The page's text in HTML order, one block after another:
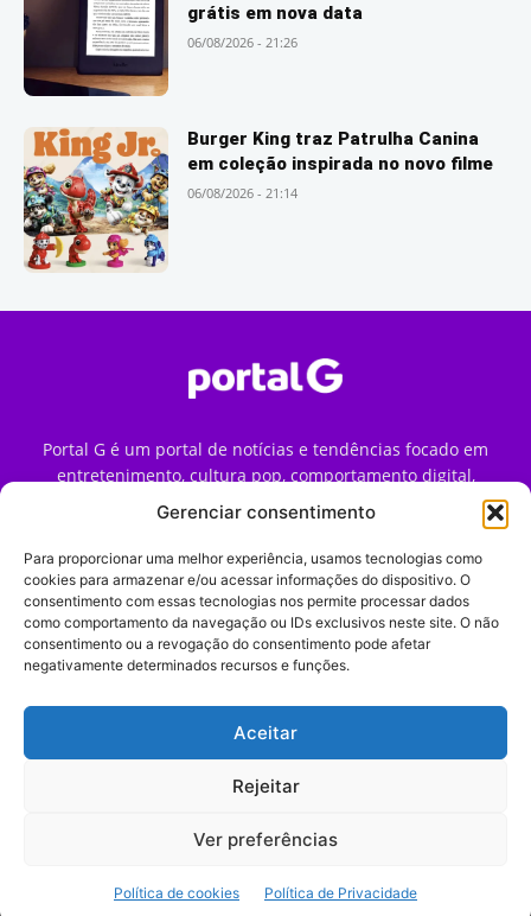
Gerenciar consentimento
Para proporcionar uma melhor experiência, usamos tecnologias como
cookies para armazenar e/ou acessar informações do dispositivo. O
consentimento com essas tecnologias nos permite processar dados
como comportamento da navegação ou IDs exclusivos neste site. O não
consentimento ou a revogação do consentimento pode afetar
negativamente determinados recursos e funções.
Aceitar
Rejeitar
Ver preferências
Política de cookies Política de Privacidade
grátis em nova data
06/08/2026 - 21:26
Burger King traz Patrulha Canina
em coleção inspirada no novo filme
06/08/2026 - 21:14
Portal G é um portal de notícias e tendências focado em
entretenimento, cultura pop, comportamento digital,
streaming, games e iniciativas de marca que impactam a
forma como o público vive e consome internet no Brasil.
Contato:contato@portalg.com.br
Início Sobre
Termos de Uso
Política de Privacidade
Contato
tendências de consumo, marketing e comportamento digital.